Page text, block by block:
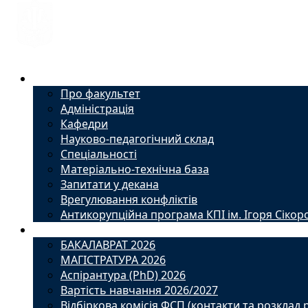
Про факультет
Адміністрація
Кафедри
Науково-педагогічний склад
Спеціальності
Матеріально-технічна база
Запитати у декана
Врегулювання конфліктів
Антикорупційна програма КПІ ім. Ігоря
БАКАЛАВРАТ 2026
МАГІСТРАТУРА 2026
Аспірантура (PhD) 2026
Вартість навчання 2026/2027